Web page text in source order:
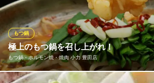
に「つけダレ」と「味噌」の 二種類をご用意
もつ二郎 桜町店
豊田のもつ鍋専門店
名鉄三河線豊田市駅 徒歩7分
愛知県豊田市桜町2-26 マウントセブン小西 1F
極上のもつ鍋を召し上がれ！
もつ鍋・ホルモン焼・焼肉 小力 豊田店
もつ鍋